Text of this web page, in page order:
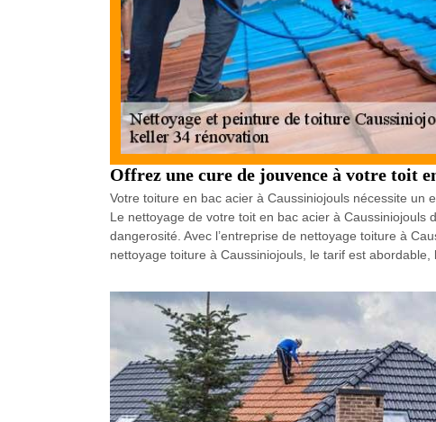
Offrez une cure de jouvence à votre toit
Votre toiture en bac acier à Caussiniojouls nécessite un
Le nettoyage de votre toit en bac acier à
dangerosité. Avec l’entreprise de nettoyage toiture à
nettoyage toiture à Caussiniojouls, le tarif est